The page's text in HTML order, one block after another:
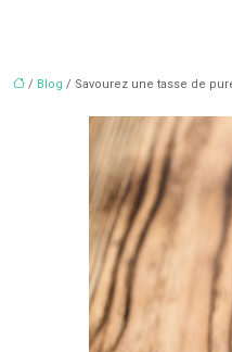
/ Blog / Savourez une tasse de